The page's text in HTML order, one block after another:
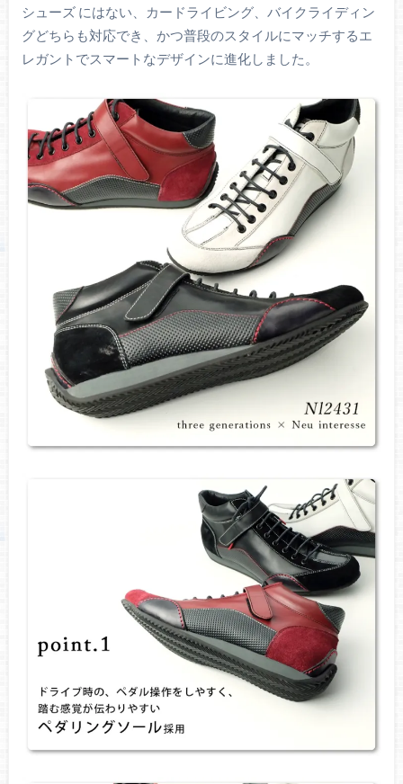
シューズ にはない、カードライビング、バイクライディン
グどちらも対応でき、かつ普段のスタイルにマッチするエ
レガントでスマートなデザインに進化しました。